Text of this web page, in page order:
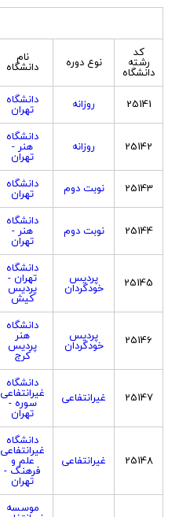
کد
رشته
دانشگاه
نوع دوره نام
دانشگاه
25141 روزانه دانشگاه
تهران
25142 روزانه
دانشگاه
هنر -
تهران
25143 نوبت دوم دانشگاه
تهران
25144 نوبت دوم
دانشگاه
هنر -
تهران
25145 پردیس
خودگردان
دانشگاه
تهران -
پردیس
کیش
25146 پردیس
خودگردان
دانشگاه
هنر
پردیس
کرج
25147 غیرانتفاعی
دانشگاه
غیرانتفاعی
سوره -
تهران
25148 غیرانتفاعی
دانشگاه
غیرانتفاعی
علم و
فرهنگ -
تهران
موسسه